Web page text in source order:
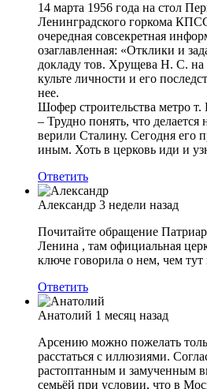
14 марта 1956 года на стол
Ленинградского горкома
очередная совсекретная
озаглавленная: «Отклики и
докладу тов. Хрущева Н. С.
культе личности и его
нее.
Шофер строительства метро т.
– Трудно понять, что делается
верили Сталину. Сегодня его
иным. Хоть в церковь иди и
Ответить
Александр 3 недели назад
Почитайте обращение
Ленина , там официальная
ключе говорила о нем, чем тут
Ответить
Анатолий 1 месяц назад
Арсению можно пожелать
расстаться с иллюзиями.
растоптанным и замученным
семьёй при условии, что в